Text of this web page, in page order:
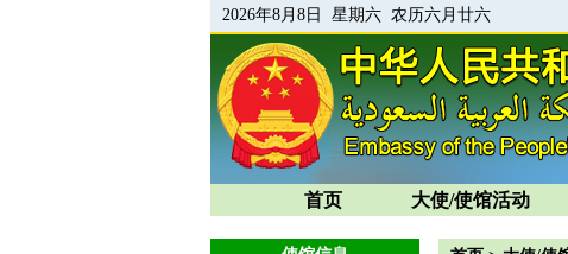
2026年8月8日 星期六 农历六月廿六
首页 大使/使馆活动